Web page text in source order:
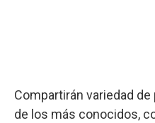
Compartirán variedad de
de los más conocidos,